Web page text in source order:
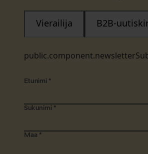
Vierailija B2B-
Etunimi *
Sukunimi *
Maa *